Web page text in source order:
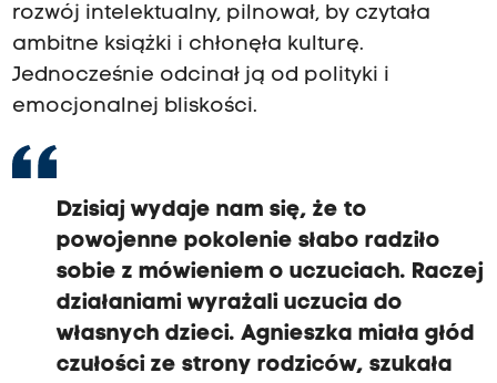
rozwój intelektualny, pilnował, by czytała
ambitne książki i chłonęła kulturę.
Jednocześnie odcinał ją od polityki i
emocjonalnej bliskości.
Dzisiaj wydaje nam się, że to
powojenne pokolenie słabo radziło
sobie z mówieniem o uczuciach. Raczej
działaniami wyrażali uczucia do
własnych dzieci. Agnieszka miała głód
czułości ze strony rodziców, szukała